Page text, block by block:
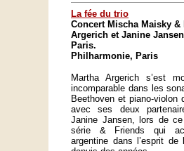
La fée du trio
Concert Mischa Maisky &
Argerich et Janine
Paris.
Philharmonie, Paris
Martha Argerich s’est
incomparable dans les
Beethoven et piano-violon
avec ses deux
Janine Jansen, lors de
série & Friends qui
argentine dans l’esprit